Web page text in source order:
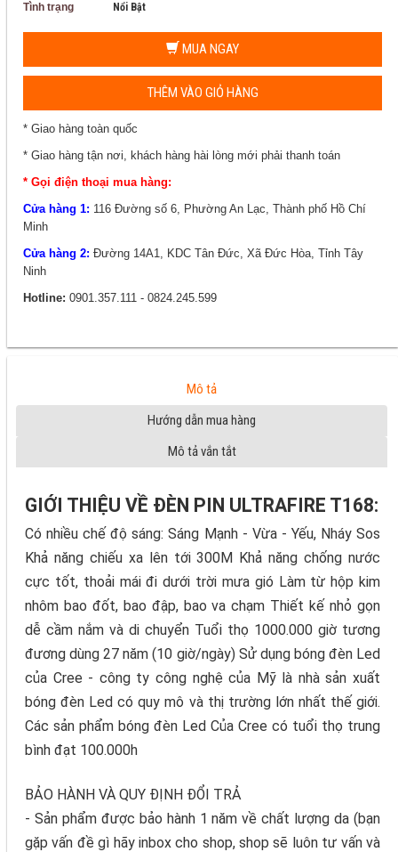
Tình trạng Nổi Bật
MUA NGAY
THÊM VÀO GIỎ HÀNG
* Giao hàng toàn quốc
* Giao hàng tận nơi, khách hàng hài lòng mới phải thanh toán
* Gọi điện thoại mua hàng:
Cửa hàng 1: 116 Đường số 6, Phường An Lạc, Thành phố Hồ Chí
Minh
Cửa hàng 2: Đường 14A1, KDC Tân Đức, Xã Đức Hòa, Tỉnh Tây
Ninh
Hotline: 0901.357.111 - 0824.245.599
Mô tả
Hướng dẫn mua hàng
Mô tả vắn tắt
GIỚI THIỆU VỀ ĐÈN PIN ULTRAFIRE T168:
Có nhiều chế độ sáng: Sáng Mạnh - Vừa - Yếu, Nháy Sos
Khả năng chiếu xa lên tới 300M Khả năng chống nước
cực tốt, thoải mái đi dưới trời mưa gió Làm từ hộp kim
nhôm bao đốt, bao đập, bao va chạm Thiết kế nhỏ gọn
dễ cầm nắm và di chuyển Tuổi thọ 1000.000 giờ tương
đương dùng 27 năm (10 giờ/ngày) Sử dụng bóng đèn Led
của Cree - công ty công nghệ của Mỹ là nhà sản xuất
bóng đèn Led có quy mô và thị trường lớn nhất thế giới.
Các sản phẩm bóng đèn Led Của Cree có tuổi thọ trung
bình đạt 100.000h
BẢO HÀNH VÀ QUY ĐỊNH ĐỔI TRẢ
- Sản phẩm được bảo hành 1 năm về chất lượng da (bạn
gặp vấn đề gì hãy inbox cho shop, shop sẽ luôn tư vấn và